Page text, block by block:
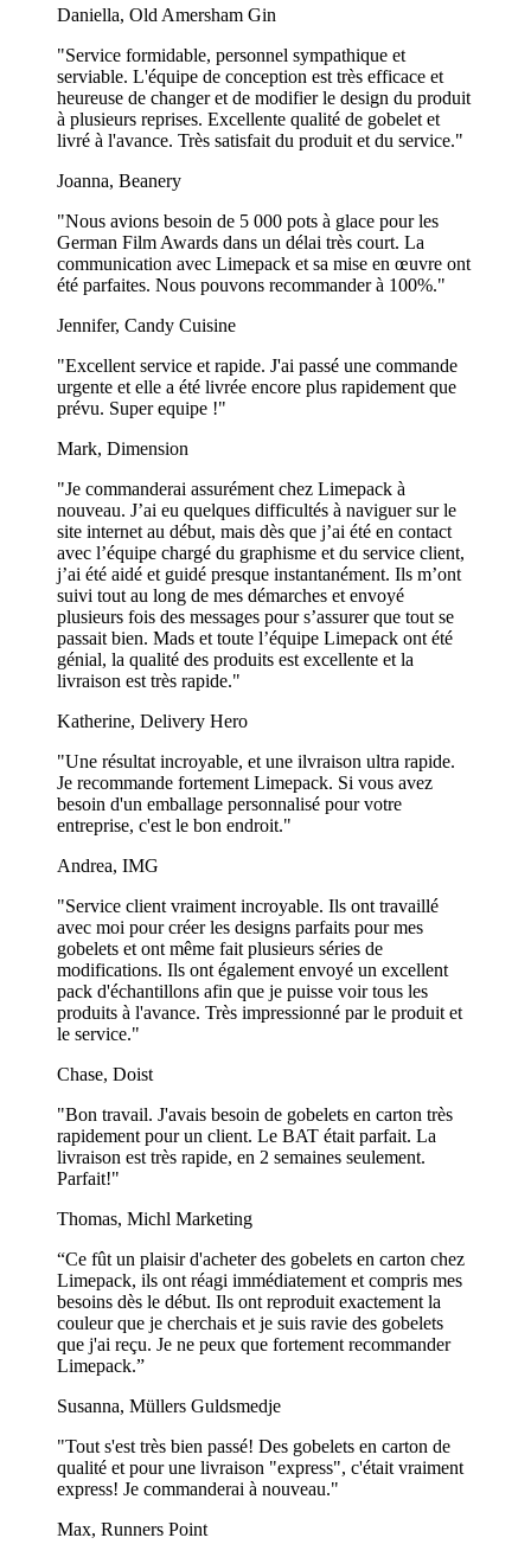
souhaitez afficher votre logo, un slogan percutant ou une illustration
marque grâce à des impressions vives et professionnelles qui se
démarquent.
Choisissez parmi une variété de couleurs de base, y compris le blanc
classique pour un look propre et sophistiqué ou le noir intense pour
designs resteront nets et vibrants, garantissant que vos serviettes
Commencez dès aujourd’hui – Contactez-nous à[email protected]
pour plus d’informations ou pour demander une maquette gratuite.
Nous sommes là pour faire briller votre marque avec des serviettes
Foire Aux Questions
Quelles sont les options d'impression disponibles ?
Nous utilisons l’impression flexographique pour garantir des
résultats de haute qualité. Vous pouvez choisir jusqu’à 2 couleurs
Pantone pour votre design, et nous proposons également des options
d’impression en or et en argent pour des serviettes avec des fonds
plus sombres.
Comment plier des serviettes en papier avec des
couverts ?
Posez la serviette à plat sur une table.
Pliez-la en deux pour former un rectangle.
Roulez la serviette autour des couverts de manière serrée.
serviette pour un look élégant.
Comment sont fabriquées les serviettes en papier ?
Les serviettes en papier sont fabriquées à partir de papier tissu doux,
généralement composé de pâte de bois. La pâte est traitée, blanchie,
puis pressée en fines feuilles, qui sont ensuite embossées pour
ajouter de la texture et découpées en différentes tailles. Une
impression personnalisée permet d’ajouter des logos, des designs ou
des couleurs pour les personnaliser selon les besoins des entreprises
ou des événements.
Peut-on jeter les serviettes en papier dans les toilettes
Non, les serviettes en papier ne doivent pas être jetées dans les
toilettes. Contrairement au papier toilette, elles ne se dissolvent pas
facilement dans l’eau et peuvent provoquer des blocages dans la
plomberie ou les systèmes d’égouts. Jetez-les plutôt dans une
poubelle.
Cela dépend. Les serviettes en papier propres peuvent parfois être
recyclées si votre centre de recyclage local les accepte. Cependant,
les serviettes usagées ou grasses ne sont généralement pas
recyclables, car la contamination par la nourriture ou la graisse
affecte le processus de recyclage. Le compostage est une meilleure
Les serviettes sont-elles faites de papier ?
Oui, les serviettes sont fabriquées en papier, généralement en papier
tissu léger conçu pour être absorbant et doux. Elles sont disponibles
en différents types, notamment les serviettes en papier standard, les
Daniella, Old Amersham Gin
"Service formidable, personnel sympathique et
serviable. L'équipe de conception est très efficace et
heureuse de changer et de modifier le design du produit
à plusieurs reprises. Excellente qualité de gobelet et
livré à l'avance. Très satisfait du produit et du service."
Joanna, Beanery
"Nous avions besoin de 5 000 pots à glace pour les
German Film Awards dans un délai très court. La
communication avec Limepack et sa mise en œuvre ont
été parfaites. Nous pouvons recommander à 100%."
Jennifer, Candy Cuisine
"Excellent service et rapide. J'ai passé une commande
urgente et elle a été livrée encore plus rapidement que
prévu. Super equipe !"
Mark, Dimension
"Je commanderai assurément chez Limepack à
nouveau. J’ai eu quelques difficultés à naviguer sur le
site internet au début, mais dès que j’ai été en contact
avec l’équipe chargé du graphisme et du service client,
j’ai été aidé et guidé presque instantanément. Ils m’ont
suivi tout au long de mes démarches et envoyé
plusieurs fois des messages pour s’assurer que tout se
passait bien. Mads et toute l’équipe Limepack ont été
génial, la qualité des produits est excellente et la
livraison est très rapide."
Katherine, Delivery Hero
"Une résultat incroyable, et une ilvraison ultra rapide.
Je recommande fortement Limepack. Si vous avez
besoin d'un emballage personnalisé pour votre
entreprise, c'est le bon endroit."
Andrea, IMG
"Service client vraiment incroyable. Ils ont travaillé
avec moi pour créer les designs parfaits pour mes
gobelets et ont même fait plusieurs séries de
modifications. Ils ont également envoyé un excellent
pack d'échantillons afin que je puisse voir tous les
produits à l'avance. Très impressionné par le produit et
le service."
Chase, Doist
"Bon travail. J'avais besoin de gobelets en carton très
rapidement pour un client. Le BAT était parfait. La
livraison est très rapide, en 2 semaines seulement.
Parfait!"
Thomas, Michl Marketing
“Ce fût un plaisir d'acheter des gobelets en carton chez
Limepack, ils ont réagi immédiatement et compris mes
besoins dès le début. Ils ont reproduit exactement la
couleur que je cherchais et je suis ravie des gobelets
que j'ai reçu. Je ne peux que fortement recommander
Limepack.”
Susanna, Müllers Guldsmedje
"Tout s'est très bien passé! Des gobelets en carton de
qualité et pour une livraison "express", c'était vraiment
express! Je commanderai à nouveau."
Max, Runners Point